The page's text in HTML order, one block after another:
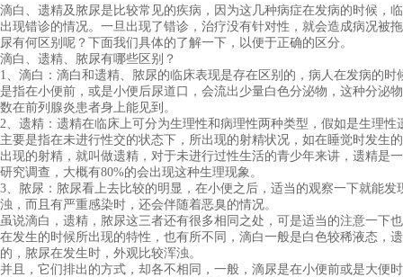
滴白、遗精及脓尿是比较常见的疾病，因为这几种病症在发病的时候，
出现错诊的情况。一旦出现了错诊，治疗没有针对性，就会造成病况被
尿有何区别呢？下面我们具体的了解一下，以便于正确的区分。
滴白、遗精、脓尿有哪些区别？
1、滴白：滴白和遗精、脓尿的临床表现是存在区别的，病人在发病的时
是指在小便前，或是小便后尿道口，会流出少量白色分泌物，这种分泌
数在前列腺炎患者身上能见到。
2、遗精：遗精在临床上可分为生理性和病理性两种类型，假如是生理性
主要是指在未进行性交的状态下，所出现的射精状况，如在睡觉时发生
出现的射精，就叫做遗精，对于未进行过性生活的青少年来讲，遗精是
研究调查，大概有80%的会出现这种生理现象。
3、脓尿：脓尿看上去比较的明显，在小便之后，适当的观察一下就能发
浊，而且有严重感染时，还会伴随着恶臭的情况。
虽说滴白，遗精，脓尿这三者还有很多相同之处，可是适当的注意一下
在发生的时候所出现的特性，也有所不同，滴白一般是白色较稀液态，
的，脓尿在发生时，外观比较浑浊。
并且，它们排出的方式，却各不相同，一般，滴尿是在小便前或是大便